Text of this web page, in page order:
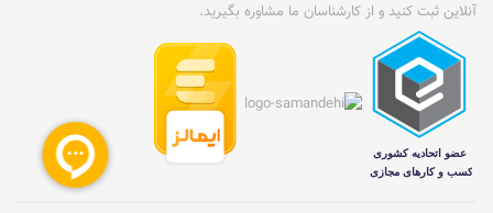
آنلاین ثبت کنید و از کارشناسان ما مشاوره بگیرید.